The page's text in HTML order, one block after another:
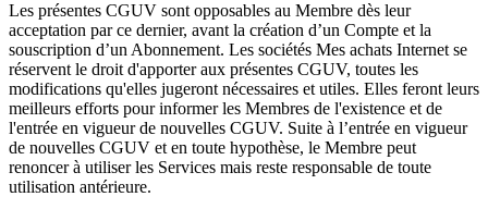
Les présentes CGUV sont opposables au Membre dès leur
acceptation par ce dernier, avant la création d’un Compte et la
souscription d’un Abonnement. Les sociétés Mes achats Internet se
réservent le droit d'apporter aux présentes CGUV, toutes les
modifications qu'elles jugeront nécessaires et utiles. Elles feront leurs
meilleurs efforts pour informer les Membres de l'existence et de
l'entrée en vigueur de nouvelles CGUV. Suite à l’entrée en vigueur
de nouvelles CGUV et en toute hypothèse, le Membre peut
renoncer à utiliser les Services mais reste responsable de toute
utilisation antérieure.